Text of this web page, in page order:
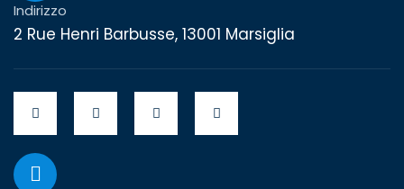
Indirizzo
2 Rue Henri Barbusse, 13001 Marsiglia